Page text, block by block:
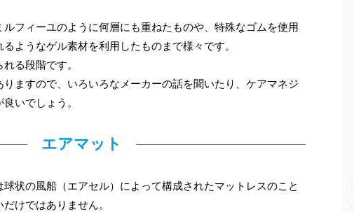
フィーユのように何層にも重ねたものや、特殊なゴムを使用
ようなゲル素材を利用したものまで様々です。
る段階です。
ますので、いろいろなメーカーの話を聞いたり、ケアマネジ
いでしょう。
エアマット
状の風船（エアセル）によって構成されたマットレスのこと
けではありません。